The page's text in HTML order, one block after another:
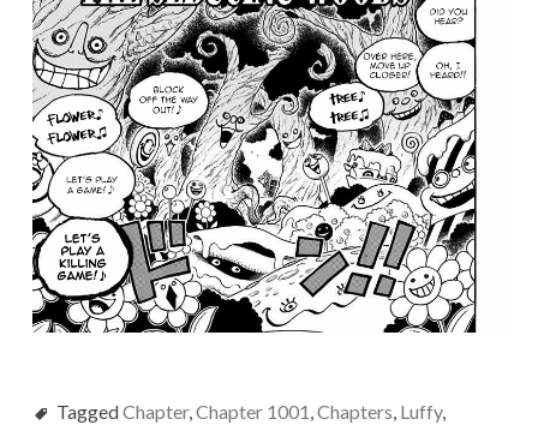
TaggedChapter,Chapter 1001,Chapters, Luffy,